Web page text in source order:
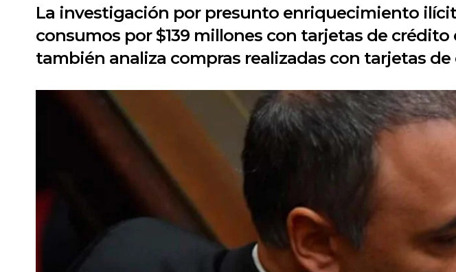
La investigación por presunto enriquecimiento
consumos por $139 millones con tarjetas de
también analiza compras realizadas con tarjetas